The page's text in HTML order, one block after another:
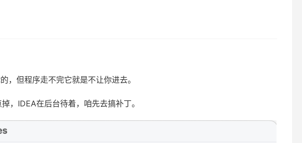
但程序走不完它就是不让你进去。
掉，IDEA在后台待着，咱先去搞补丁。